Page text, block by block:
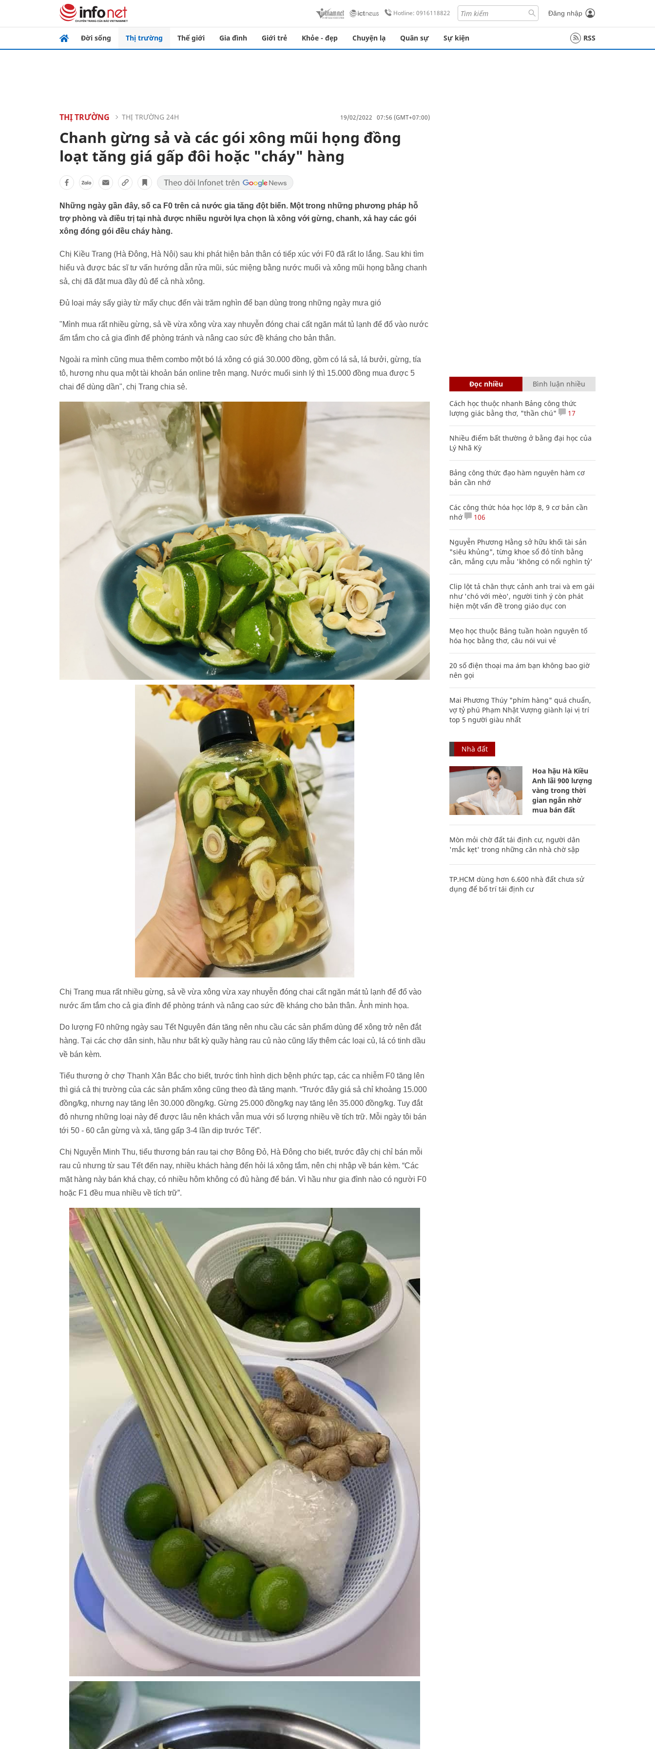
Hotline: 0916118822 Đăng nhập
Đời sống Thị trường Thế giới Gia đình Giới trẻ Khỏe - đẹp Chuyện lạ Quân sự Sự kiện RSS
THỊ TRƯỜNG THỊ TRƯỜNG 24H 19/02/2022 07:56 (GMT+07:00)
Chanh gừng sả và các gói xông mũi họng đồng
loạt tăng giá gấp đôi hoặc "cháy" hàng
Những ngày gần đây, số ca F0 trên cả nước gia tăng đột biến. Một trong những phương pháp hỗ
trợ phòng và điều trị tại nhà được nhiều người lựa chọn là xông với gừng, chanh, xả hay các gói
xông đóng gói đều cháy hàng.
Chị Kiều Trang (Hà Đông, Hà Nội) sau khi phát hiện bản thân có tiếp xúc với F0 đã rất lo lắng. Sau khi tìm
hiểu và được bác sĩ tư vấn hướng dẫn rửa mũi, súc miệng bằng nước muối và xông mũi họng bằng chanh
sả, chị đã đặt mua đầy đủ để cả nhà xông.
Đủ loại máy sấy giày từ mấy chục đến vài trăm nghìn để bạn dùng trong những ngày mưa gió
"Mình mua rất nhiều gừng, sả về vừa xông vừa xay nhuyễn đóng chai cất ngăn mát tủ lạnh để đổ vào nước
ấm tắm cho cả gia đình để phòng tránh và nâng cao sức đề kháng cho bản thân.
Ngoài ra mình cũng mua thêm combo một bó lá xông có giá 30.000 đồng, gồm có lá sả, lá bưởi, gừng, tía
tô, hương nhu qua một tài khoản bán online trên mạng. Nước muối sinh lý thì 15.000 đồng mua được 5
chai để dùng dần", chị Trang chia sẻ.
Chị Trang mua rất nhiều gừng, sả về vừa xông vừa xay nhuyễn đóng chai cất ngăn mát tủ lạnh để đổ vào
nước ấm tắm cho cả gia đình để phòng tránh và nâng cao sức đề kháng cho bản thân. Ảnh minh họa.
Do lượng F0 những ngày sau Tết Nguyên đán tăng nên nhu cầu các sản phẩm dùng để xông trở nên đắt
hàng. Tại các chợ dân sinh, hầu như bất kỳ quầy hàng rau củ nào cũng lấy thêm các loại củ, lá có tinh dầu
về bán kèm.
Tiểu thương ở chợ Thanh Xân Bắc cho biết, trước tình hình dịch bệnh phức tạp, các ca nhiễm F0 tăng lên
thì giá cả thị trường của các sản phẩm xông cũng theo đà tăng mạnh. “Trước đây giá sả chỉ khoảng 15.000
đồng/kg, nhưng nay tăng lên 30.000 đồng/kg. Gừng 25.000 đồng/kg nay tăng lên 35.000 đồng/kg. Tuy đắt
đỏ nhưng những loại này để được lâu nên khách vẫn mua với số lượng nhiều về tích trữ. Mỗi ngày tôi bán
tới 50 - 60 cân gừng và xả, tăng gấp 3-4 lần dịp trước Tết”.
Chị Nguyễn Minh Thu, tiểu thương bán rau tại chợ Bông Đỏ, Hà Đông cho biết, trước đây chị chỉ bán mỗi
rau củ nhưng từ sau Tết đến nay, nhiều khách hàng đến hỏi lá xông tắm, nên chị nhập về bán kèm. “Các
mặt hàng này bán khá chạy, có nhiều hôm không có đủ hàng để bán. Vì hầu như gia đình nào có người F0
hoặc F1 đều mua nhiều về tích trữ”.
Đọc nhiều Bình luận nhiều
Cách học thuộc nhanh Bảng công thức
lượng giác bằng thơ, "thần chú"
17
Nhiều điểm bất thường ở bằng đại học của
Lý Nhã Kỳ
Bảng công thức đạo hàm nguyên hàm cơ
bản cần nhớ
Các công thức hóa học lớp 8, 9 cơ bản cần
nhớ
106
Nguyễn Phương Hằng sở hữu khối tài sản
"siêu khủng", từng khoe sổ đỏ tính bằng
cân, mắng cựu mẫu 'không có nổi nghìn tỷ'
Clip lột tả chân thực cảnh anh trai và em gái
như 'chó với mèo', người tinh ý còn phát
hiện một vấn đề trong giáo dục con
Mẹo học thuộc Bảng tuần hoàn nguyên tố
hóa học bằng thơ, câu nói vui vẻ
20 số điện thoại ma ám bạn không bao giờ
nên gọi
Mai Phương Thúy "phím hàng" quá chuẩn,
vợ tỷ phú Phạm Nhật Vượng giành lại vị trí
top 5 người giàu nhất
Nhà đất
Hoa hậu Hà Kiều
Anh lãi 900 lượng
vàng trong thời
gian ngắn nhờ
mua bán đất
Mòn mỏi chờ đất tái định cư, người dân
'mắc kẹt' trong những căn nhà chờ sập
TP.HCM dùng hơn 6.600 nhà đất chưa sử
dụng để bố trí tái định cư